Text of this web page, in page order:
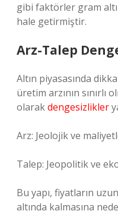
gibi faktörler gram
hale getirmiştir.
Arz-Talep
Altın piyasasında
üretim arzının sınırlı
olarakdengesizlikler
Arz: Jeolojik ve
Talep: Jeopolitik ve
Bu yapı, fiyatların
altında kalmasına